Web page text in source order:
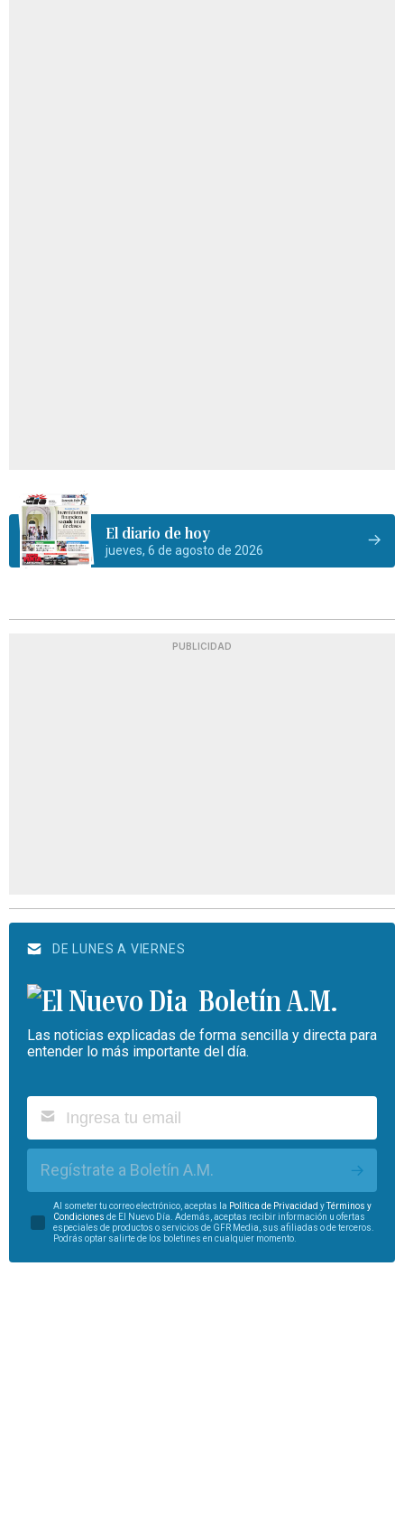
El diario de hoy
jueves, 6 de agosto de 2026
PUBLICIDAD
DE LUNES A VIERNES
Boletín A.M.
Las noticias explicadas de forma sencilla y directa para
entender lo más importante del día.
Regístrate a Boletín A.M.
Al someter tu correo electrónico, aceptas la Política de Privacidad yTérminos y
Condiciones de El Nuevo Día. Además, aceptas recibir información u ofertas
especiales de productos o servicios de GFR Media, sus afiliadas o de terceros.
Podrás optar salirte de los boletines en cualquier momento.